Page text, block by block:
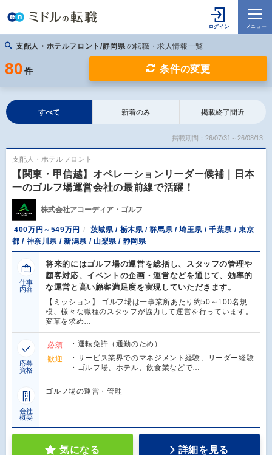
支配人・ホテルフロント/静岡県 の転職・求人情報一覧
80 件 条件の変更
すべて 新着のみ 掲載終了間近
掲載期間：26/07/31～26/08/13
支配人・ホテルフロント
【関東・甲信越】オペレーションリーダー候補｜日本
一のゴルフ場運営会社の最前線で活躍！
株式会社アコーディア・ゴルフ
400万円～549万円
茨城県 / 栃木県 / 群馬県 / 埼玉県 / 千葉県 / 東京
都 / 神奈川県 / 新潟県 / 山梨県 / 静岡県
仕事
内容
将来的にはゴルフ場の運営を総括し、スタッフの管理や
顧客対応、イベントの企画・運営などを通じて、効率的
な運営と高い顧客満足度を実現していただきます。
【ミッション】 ゴルフ場は一事業所あたり約50～100名規
模、様々な職種のスタッフが協力して運営を行っています。
変革を求め…
応募
資格
必須
・運転免許（通勤のため）
歓迎
・サービス業界でのマネジメント経験、リーダー経験
・ゴルフ場、ホテル、飲食業などで…
会社
概要
ゴルフ場の運営・管理
気になる 詳細を見る